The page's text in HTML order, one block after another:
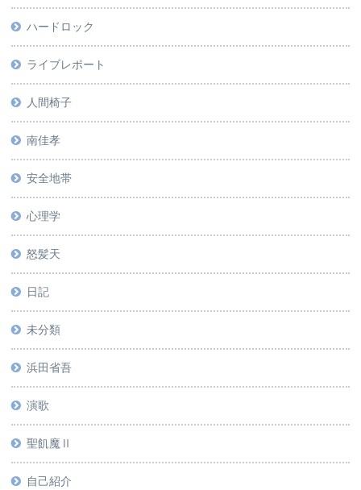
ハードロック
ライブレポート
人間椅子
南佳孝
安全地帯
心理学
怒髪天
日記
未分類
浜田省吾
演歌
聖飢魔Ⅱ
自己紹介